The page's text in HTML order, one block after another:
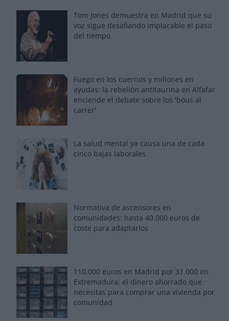
Tom Jones demuestra en Madrid que su
voz sigue desafiando implacable el paso
del tiempo
Fuego en los cuernos y millones en
ayudas: la rebelión antitaurina en Alfafar
enciende el debate sobre los 'bous al
carrer'
La salud mental ya causa una de cada
cinco bajas laborales
Normativa de ascensores en
comunidades: hasta 40.000 euros de
coste para adaptarlos
110.000 euros en Madrid por 31.000 en
Extremadura: el dinero ahorrado que
necesitas para comprar una vivienda por
comunidad